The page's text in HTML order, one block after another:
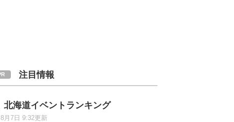
注目情報
北海道イベントランキング
8月7日 9:32更新